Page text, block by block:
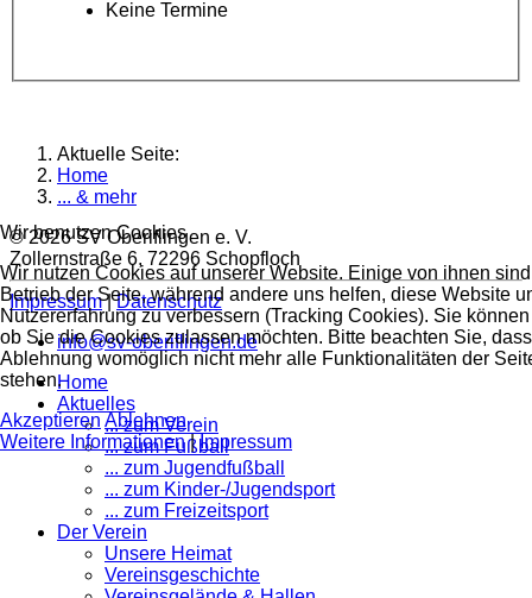
Keine Termine
Aktuelle Seite:
Home
... & mehr
© 2026 SV Oberiflingen e. V.
Zollernstraße 6, 72296 Schopfloch
Impressum|Datenschutz
info@sv-oberiflingen.de
Home
Aktuelles
... zum Verein
... zum Fußball
... zum Jugendfußball
... zum Kinder-/Jugendsport
... zum Freizeitsport
Der Verein
Unsere Heimat
Vereinsgeschichte
Wir benutzen Cookies
Wir nutzen Cookies auf unserer Website. Einige von ihnen
Betrieb der Seite, während andere uns helfen, diese Website
Nutzererfahrung zu verbessern (Tracking Cookies). Sie
ob Sie die Cookies zulassen möchten. Bitte beachten Sie,
Ablehnung womöglich nicht mehr alle Funktionalitäten der
stehen.
Akzeptieren Ablehnen
Weitere Informationen|Impressum